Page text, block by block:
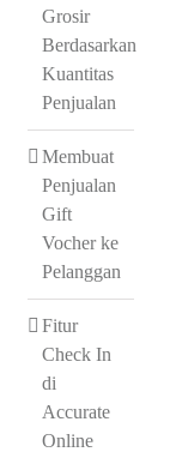
Grosir
Berdasarkan
Kuantitas
Penjualan
Membuat
Penjualan
Gift
Vocher ke
Pelanggan
Fitur
Check In
di
Accurate
Online